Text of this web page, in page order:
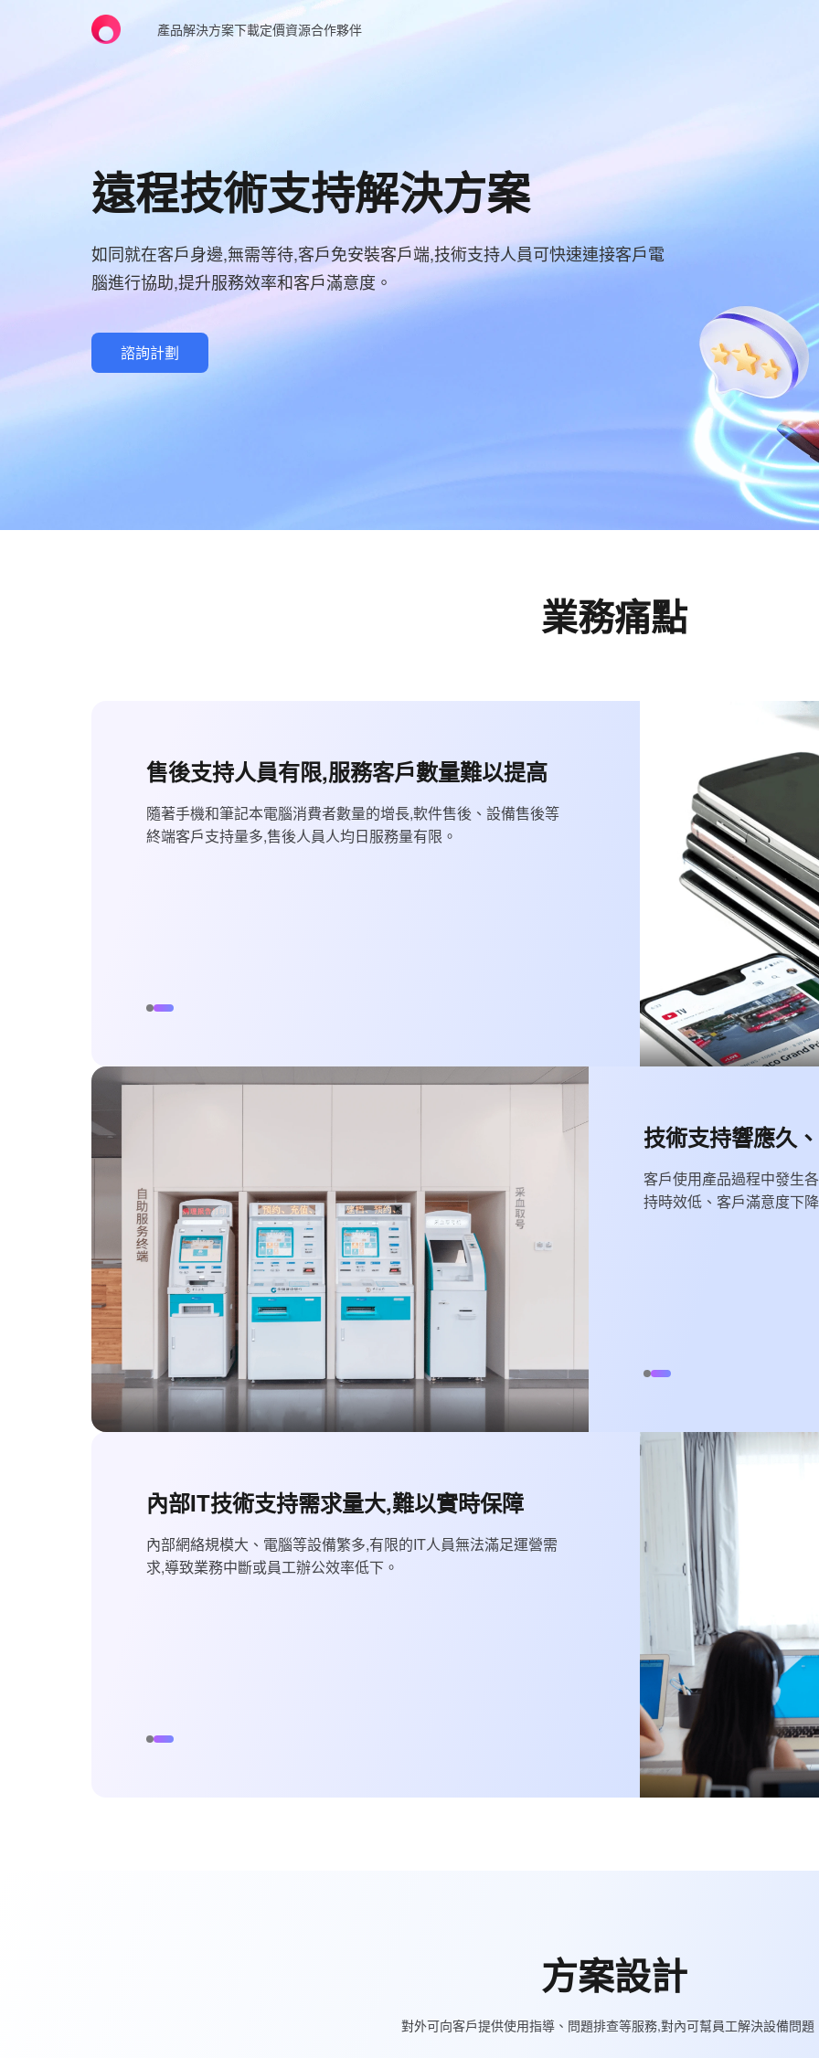
產品解決方案下載定價資源合作夥伴
遠程技術支持解決方案
如同就在客戶身邊,無需等待,客戶免安裝客戶端,技術支持人員可快速連接客戶電
腦進行協助,提升服務效率和客戶滿意度。
諮詢計劃
業務痛點
售後支持人員有限,服務客戶數量難以提高
隨著手機和筆記本電腦消費者數量的增長,軟件售後、設備售後等
終端客戶支持量多,售後人員人均日服務量有限。
技術支持響應久
客戶使用產品過程中發生
持時效低、客戶滿意度下
內部IT技術支持需求量大,難以實時保障
內部網絡規模大、電腦等設備繁多,有限的IT人員無法滿足運營需
求,導致業務中斷或員工辦公效率低下。
方案設計
對外可向客戶提供使用指導、問題排查等服務,對內可幫員工解決設備問題